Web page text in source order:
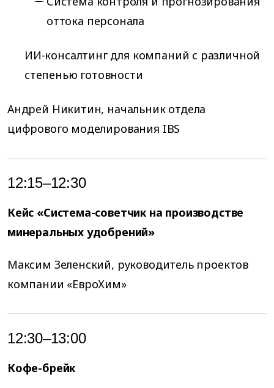
оттока персонала
ИИ-консалтинг для компаний с различной
степенью готовности
Андрей Никитин, начальник отдела
цифрового моделирования IBS
12:15–12:30
Кейс «Система-советчик на производстве
минеральных удобрений»
Максим Зеленский, руководитель проектов
компании «ЕвроХим»
12:30–13:00
Кофе-брейк